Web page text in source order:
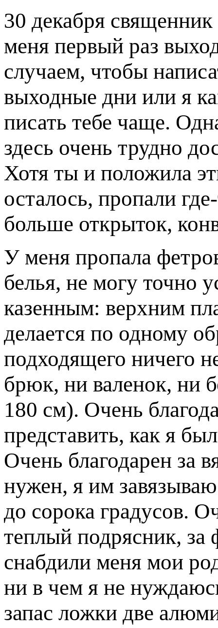
30 декабря священник
меня первый раз
случаем, чтобы
выходные дни или я
писать тебе чаще.
здесь очень трудно
Хотя ты и положила
осталось, пропали
больше открыток,
У меня пропала
белья, не могу точно
казенным: верхним
делается по одному
подходящего ничего
брюк, ни валенок, ни
180 см). Очень
представить, как я
Очень благодарен за
нужен, я им
до сорока градусов.
теплый подрясник,
снабдили меня мои
ни в чем я не
запас ложки две